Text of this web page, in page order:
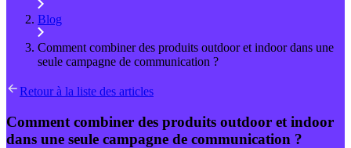
Blog
Comment combiner des produits outdoor et indoor dans une
seule campagne de communication ?
Retour à la liste des articles
Comment combiner des produits outdoor et indoor
dans une seule campagne de communication ?